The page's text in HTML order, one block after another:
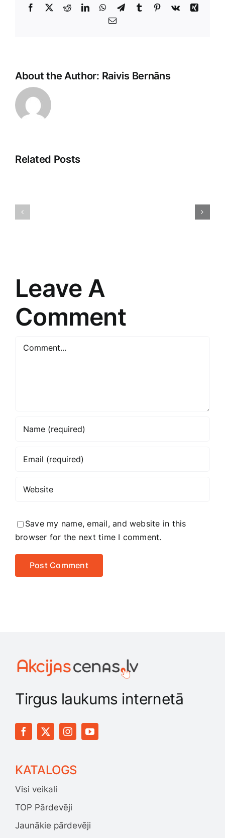
Facebook
X RedditLinkedInWhatsApp
TelegramTumblr Pinterest
Vk
Xing
E-
About the Author: Raivis Bernāns
Related Posts
Atklājot
Leave A
Comment
Comment
Save my name, email, and website in this
browser for the next time I comment.
Tirgus laukums internetā
KATALOGS
Visi veikali
TOP Pārdevēji
Jaunākie pārdevēji